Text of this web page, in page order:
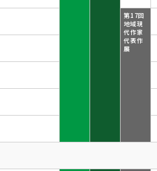
第17回
地域現
代作家
代表作
展